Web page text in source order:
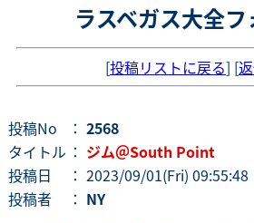
ラスベガス大全
[投稿リストに戻る] [
投稿No ： 2568
タイトル ： ジム＠South Point
投稿日
： 2023/09/01(Fri) 09:55:48
投稿者
： NY